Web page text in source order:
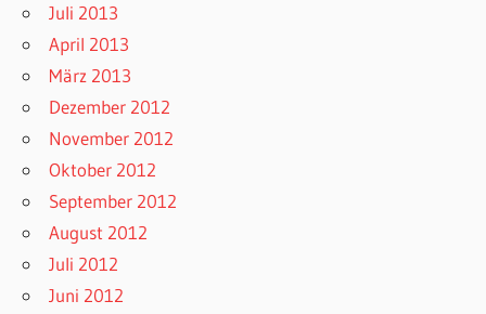
Juli 2013
April 2013
März 2013
Dezember 2012
November 2012
Oktober 2012
September 2012
August 2012
Juli 2012
Juni 2012